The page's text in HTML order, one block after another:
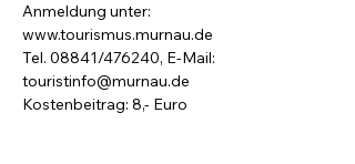
Anmeldung unter:
www.tourismus.murnau.de
Tel. 08841/476240, E-Mail:
touristinfo@murnau.de
Kostenbeitrag: 8,- Euro